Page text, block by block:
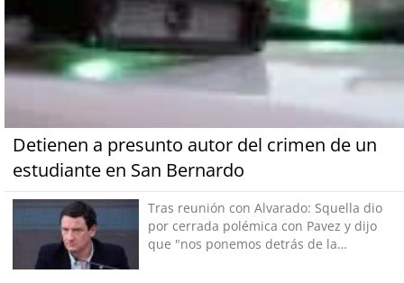
Detienen a presunto autor del crimen de un
estudiante en San Bernardo
Tras reunión con Alvarado: Squella dio
por cerrada polémica con Pavez y dijo
que "nos ponemos detrás de la